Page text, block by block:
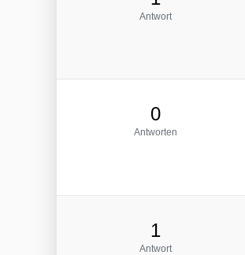
Antwort
0
Antworten
1
Antwort